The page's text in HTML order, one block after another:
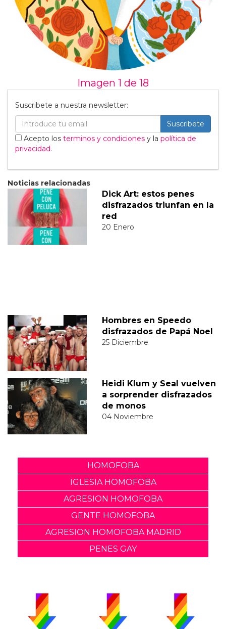
Imagen 1 de 18
Suscribete a nuestra newsletter:
Suscribete
Acepto los terminos y condiciones y la política de
privacidad.
Noticias relacionadas
Dick Art: estos penes
disfrazados triunfan en la
red
20 Enero
Hombres en Speedo
disfrazados de Papá Noel
25 Diciembre
Heidi Klum y Seal vuelven
a sorprender disfrazados
de monos
04 Noviembre
HOMOFOBA
IGLESIA HOMOFOBA
AGRESION HOMOFOBA
GENTE HOMOFOBA
AGRESION HOMOFOBA MADRID
PENES GAY